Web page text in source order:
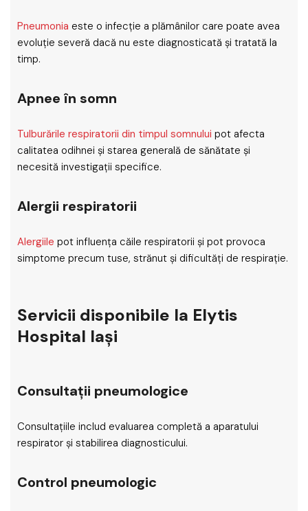
Pneumonia este o infecție a plămânilor care poate avea
evoluție severă dacă nu este diagnosticată și tratată la
timp.
Apnee în somn
Tulburările respiratorii din timpul somnului pot afecta
calitatea odihnei și starea generală de sănătate și
necesită investigații specifice.
Alergii respiratorii
Alergiile pot influența căile respiratorii și pot provoca
simptome precum tuse, strănut și dificultăți de respirație.
Servicii disponibile la Elytis
Hospital Iași
Consultații pneumologice
Consultațiile includ evaluarea completă a aparatului
respirator și stabilirea diagnosticului.
Control pneumologic